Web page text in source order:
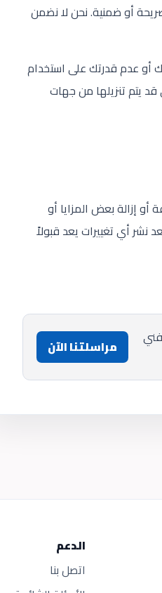
أو ضمنية. نحن لا نضمن
أو عدم قدرتك على استخدام
قد يتم تنزيلها من جهات
إزالة بعض المزايا أو
أي تغييرات يعد قبولاً
مراسلتنا الآن
الدعم
اتصل بنا